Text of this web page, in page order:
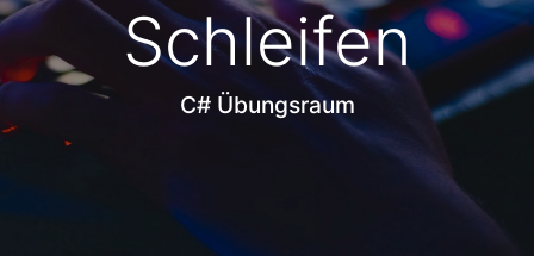
Schleifen
C# Übungsraum